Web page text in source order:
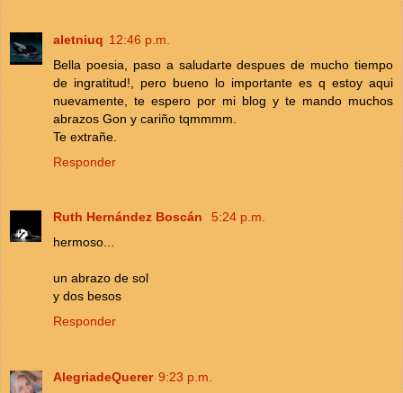
aletniuq 12:46 p.m.
Bella poesia, paso a saludarte despues de mucho tiempo
de ingratitud!, pero bueno lo importante es q estoy aqui
nuevamente, te espero por mi blog y te mando muchos
abrazos Gon y cariño tqmmmm.
Te extrañe.
Responder
Ruth Hernández Boscán
5:24 p.m.
hermoso...
un abrazo de sol
y dos besos
Responder
AlegriadeQuerer 9:23 p.m.